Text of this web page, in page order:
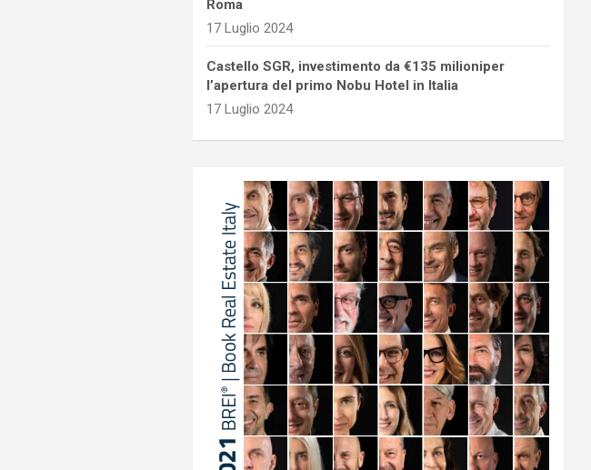
Roma
17 Luglio 2024
Castello SGR, investimento da €135 milioniper
l’apertura del primo Nobu Hotel in Italia
17 Luglio 2024